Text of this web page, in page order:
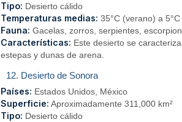
Tipo: Desierto cálido
Temperaturas medias: 35°C (verano) a
Fauna: Gacelas, zorros, serpientes,
Características: Este desierto se
estepas y dunas de arena.
12. Desierto de Sonora
Países: Estados Unidos, México
Superficie: Aproximadamente 311,000 km²
Tipo: Desierto cálido